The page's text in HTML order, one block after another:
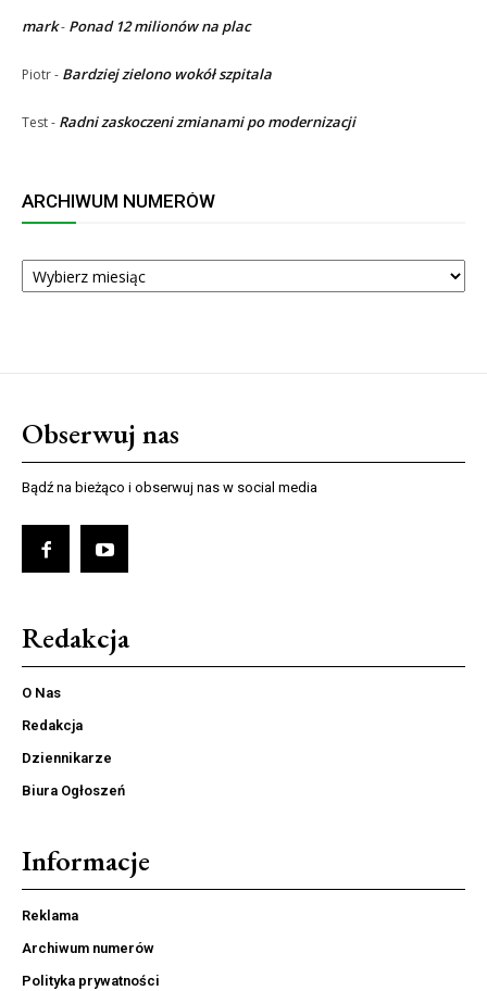
mark- Ponad 12 milionów na plac
Piotr- Bardziej zielono wokół szpitala
Test- Radni zaskoczeni zmianami po modernizacji
ARCHIWUM NUMERÓW
ARCHIWUM
NUMERÓW
Obserwuj nas
Bądź na bieżąco i obserwuj nas w social media
Redakcja
O Nas
Redakcja
Dziennikarze
Biura Ogłoszeń
Informacje
Reklama
Archiwum numerów
Polityka prywatności